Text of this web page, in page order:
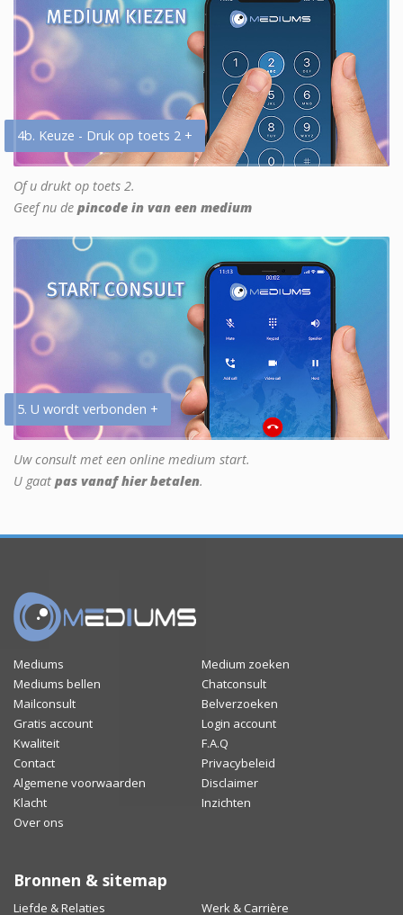
4b. Keuze - Druk op toets 2 +
Of u drukt op toets 2.
Geef nu de pincode in van een medium
5. U wordt verbonden +
Uw consult met een online medium start.
U gaat pas vanaf hier betalen.
Mediums
Medium zoeken
Mediums bellen
Chatconsult
Mailconsult
Belverzoeken
Gratis account
Login account
Kwaliteit
F.A.Q
Contact
Privacybeleid
Algemene voorwaarden
Disclaimer
Klacht
Inzichten
Over ons
Bronnen & sitemap
Liefde & Relaties Werk & Carrière